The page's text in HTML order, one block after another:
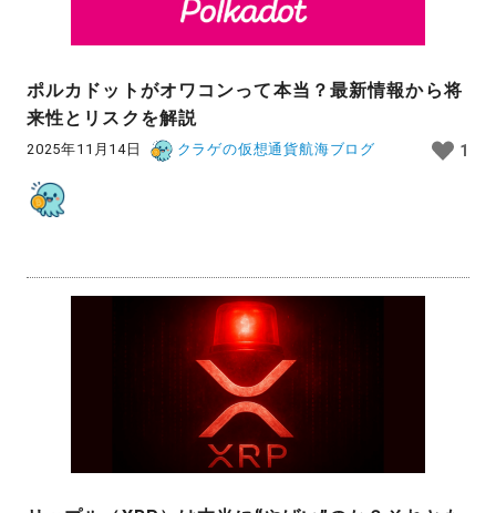
ポルカドットがオワコンって本当？最新情報から将
来性とリスクを解説
2025年11月14日 クラゲの仮想通貨航海ブログ 1